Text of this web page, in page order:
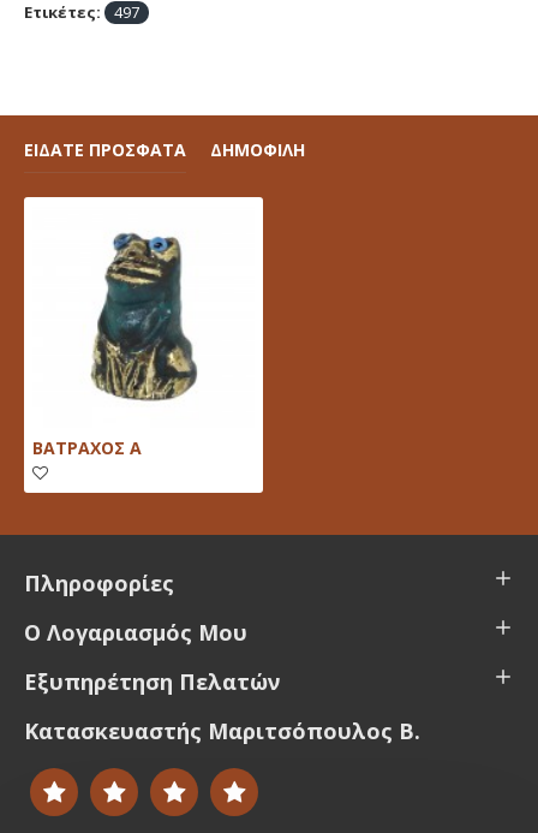
Ετικέτες: 497
ΕΙΔΑΤΕ ΠΡΟΣΦΑΤΑ ΔΗΜΟΦΙΛΗ
ΒΑΤΡΑΧΟΣ Α
Πληροφορίες
Ο Λογαριασμός Μου
Εξυπηρέτηση Πελατών
Κατασκευαστής Μαριτσόπουλος Β.